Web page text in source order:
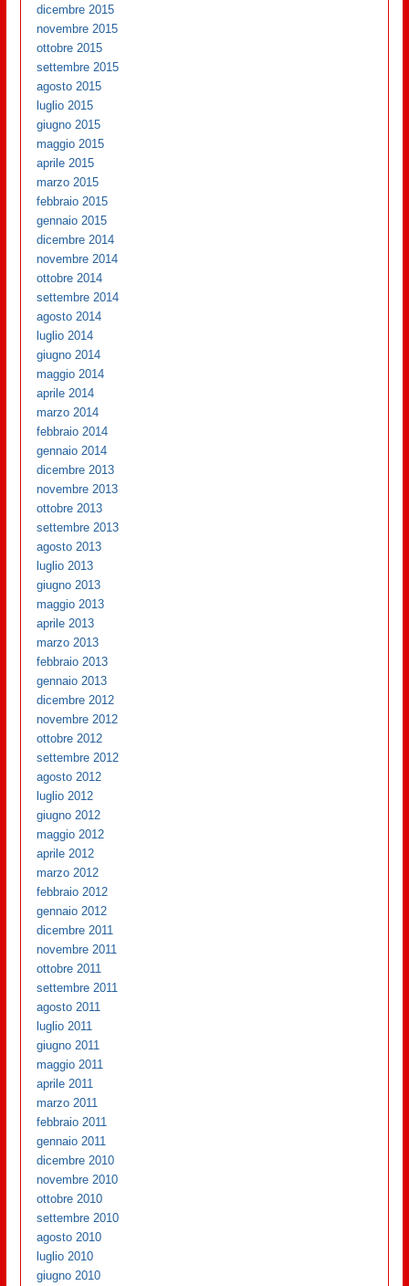
dicembre 2015
novembre 2015
ottobre 2015
settembre 2015
agosto 2015
luglio 2015
giugno 2015
maggio 2015
aprile 2015
marzo 2015
febbraio 2015
gennaio 2015
dicembre 2014
novembre 2014
ottobre 2014
settembre 2014
agosto 2014
luglio 2014
giugno 2014
maggio 2014
aprile 2014
marzo 2014
febbraio 2014
gennaio 2014
dicembre 2013
novembre 2013
ottobre 2013
settembre 2013
agosto 2013
luglio 2013
giugno 2013
maggio 2013
aprile 2013
marzo 2013
febbraio 2013
gennaio 2013
dicembre 2012
novembre 2012
ottobre 2012
settembre 2012
agosto 2012
luglio 2012
giugno 2012
maggio 2012
aprile 2012
marzo 2012
febbraio 2012
gennaio 2012
dicembre 2011
novembre 2011
ottobre 2011
settembre 2011
agosto 2011
luglio 2011
giugno 2011
maggio 2011
aprile 2011
marzo 2011
febbraio 2011
gennaio 2011
dicembre 2010
novembre 2010
ottobre 2010
settembre 2010
agosto 2010
luglio 2010
giugno 2010